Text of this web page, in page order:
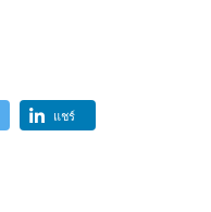
แชร์